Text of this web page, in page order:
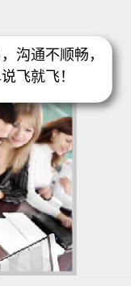
沟通不顺畅，
飞就飞！